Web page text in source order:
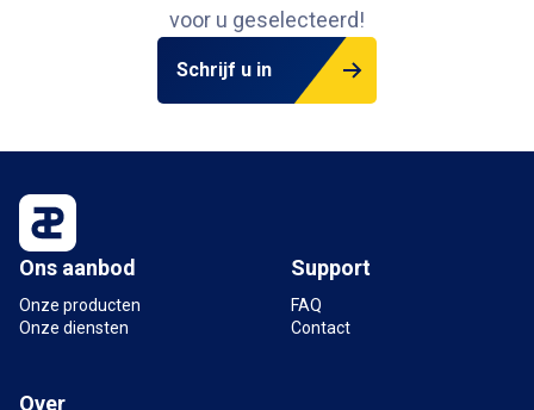
voor u geselecteerd!
Schrijf u in
Ons aanbod
Onze producten
Onze diensten
Support
FAQ
Contact
Over